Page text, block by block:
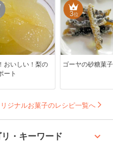
おいしい！梨の
ート
3位
ゴーヤの砂糖菓子
ジナルお菓子のレシピ一覧へ
・キーワード keyboard_arrow_up